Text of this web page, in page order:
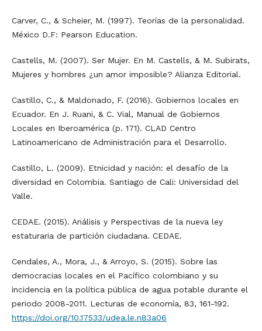
Carver, C., & Scheier, M. (1997). Teorías de la personalidad.
México D.F: Pearson Education.
Castells, M. (2007). Ser Mujer. En M. Castells, & M. Subirats,
Mujeres y hombres ¿un amor imposible? Alianza Editorial.
Castillo, C., & Maldonado, F. (2016). Gobiernos locales en
Ecuador. En J. Ruani, & C. Vial, Manual de Gobiernos
Locales en Iberoamérica (p. 171). CLAD Centro
Latinoamericano de Administración para el Desarrollo.
Castillo, L. (2009). Etnicidad y nación: el desafío de la
diversidad en Colombia. Santiago de Cali: Universidad del
Valle.
CEDAE. (2015). Análisis y Perspectivas de la nueva ley
estaturaria de partición ciudadana. CEDAE.
Cendales, A., Mora, J., & Arroyo, S. (2015). Sobre las
democracias locales en el Pacífico colombiano y su
incidencia en la política pública de agua potable durante el
periodo 2008-2011. Lecturas de economía, 83, 161-192.
https://doi.org/10.17533/udea.le.n83a06